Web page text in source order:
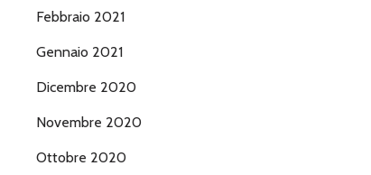
Febbraio 2021
Gennaio 2021
Dicembre 2020
Novembre 2020
Ottobre 2020